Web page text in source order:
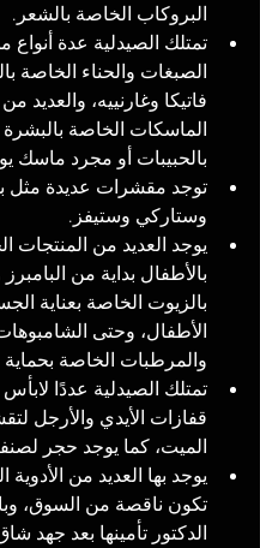
البروكاب الخاصة بالشعر.
تمتلك الصيدلية عدة
الصبغات والحناء الخاصة
فاتيكا وغارنييه، والعديد من
الماسكات الخاصة
بالحبيبات أو مجرد ماسك
توجد مقشرات عديدة مثل
وستاركي وستيفز.
يوجد العديد من المنتجات
بالأطفال بداية من
بالزيوت الخاصة بعناية
الأطفال، وحتى
والمرطبات الخاصة
تمتلك الصيدلية عددًا
قفازات الأيدي والأرجل
الميت، كما يوجد حجر
يوجد بها العديد من الأدوية
تكون ناقصة من السوق،
الدكتور تأمينها بعد جهد